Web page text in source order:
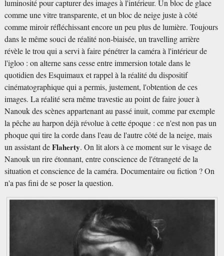
luminosité pour capturer des images à l'intérieur. Un bloc de glace
comme une vitre transparente, et un bloc de neige juste à côté
comme miroir réfléchissant encore un peu plus de lumière. Toujours
dans le même souci de réalité non-biaisée, un travelling arrière
révèle le trou qui a servi à faire pénétrer la caméra à l'intérieur de
l'igloo : on alterne sans cesse entre immersion totale dans le
quotidien des Esquimaux et rappel à la réalité du dispositif
cinématographique qui a permis, justement, l'obtention de ces
images. La réalité sera même travestie au point de faire jouer à
Nanouk des scènes appartenant au passé inuit, comme par exemple
la pêche au harpon déjà révolue à cette époque : ce n'est non pas un
phoque qui tire la corde dans l'eau de l'autre côté de la neige, mais
un assistant deFlaherty. On lit alors à ce moment sur le visage de
Nanouk un rire étonnant, entre conscience de l'étrangeté de la
situation et conscience de la caméra. Documentaire ou fiction ? On
n'a pas fini de se poser la question.